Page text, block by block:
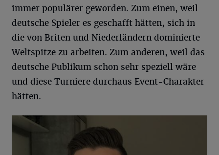
immer populärer geworden. Zum einen, weil
deutsche Spieler es geschafft hätten, sich in
die von Briten und Niederländern dominierte
Weltspitze zu arbeiten. Zum anderen, weil das
deutsche Publikum schon sehr speziell wäre
und diese Turniere durchaus Event-Charakter
hätten.